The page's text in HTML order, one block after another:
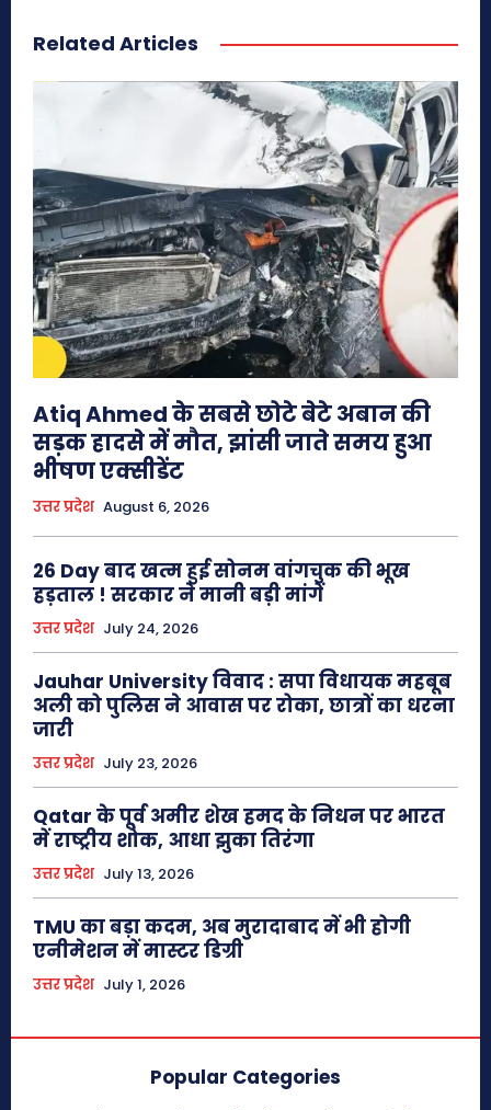
Related Articles
Atiq Ahmed के सबसे छोटे बेटे अबान की
सड़क हादसे में मौत, झांसी जाते समय हुआ
भीषण एक्सीडेंट
उत्तर प्रदेश August 6, 2026
26 Day बाद खत्म हुई सोनम वांगचुक की भूख
हड़ताल ! सरकार ने मानी बड़ी मांगें
उत्तर प्रदेश July 24, 2026
Jauhar University विवाद : सपा विधायक महबूब
अली को पुलिस ने आवास पर रोका, छात्रों का धरना
जारी
उत्तर प्रदेश July 23, 2026
Qatar के पूर्व अमीर शेख हमद के निधन पर भारत
में राष्ट्रीय शोक, आधा झुका तिरंगा
उत्तर प्रदेश July 13, 2026
TMU का बड़ा कदम, अब मुरादाबाद में भी होगी
एनीमेशन में मास्टर डिग्री
उत्तर प्रदेश July 1, 2026
Popular Categories